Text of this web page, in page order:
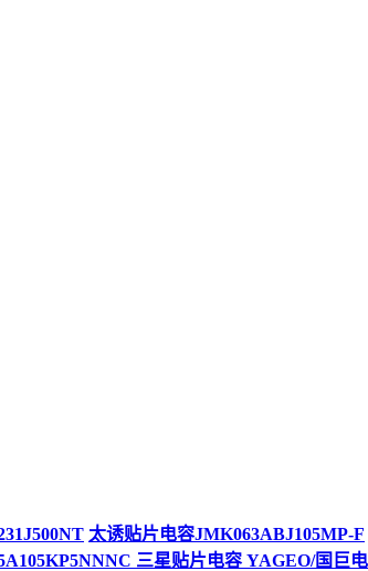
太诱贴片电容JMK063ABJ105MP-F
三星贴片电容 YAGEO/国巨